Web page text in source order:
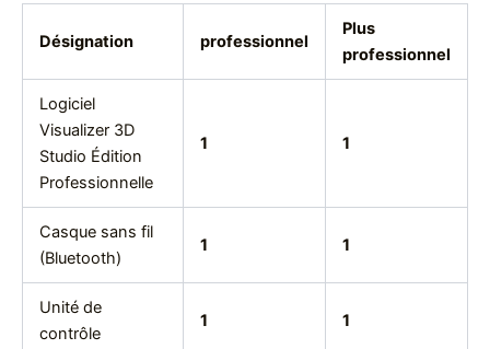
Désignation professionnel
Plus
professionnel
Logiciel
Visualizer 3D
Studio Édition
Professionnelle
1 1
Casque sans fil
(Bluetooth)
1 1
Unité de
contrôle
1 1